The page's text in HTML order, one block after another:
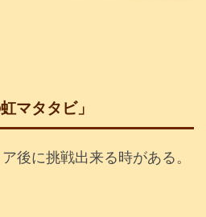
マタタビ」
後に挑戦出来る時がある。